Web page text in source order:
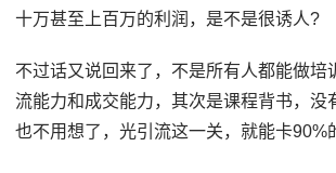
十万甚至上百万的利润，是不是很诱人?
不过话又说回来了，不是所有人都能做培
流能力和成交能力，其次是课程背书，没
也不用想了，光引流这一关，就能卡90%